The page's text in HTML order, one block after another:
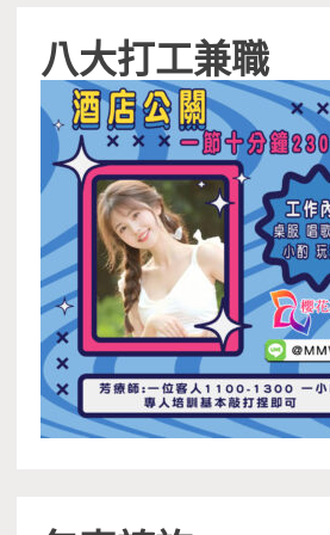
八大打工兼職